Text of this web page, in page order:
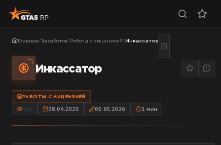
Главная/Заработок/Работы с лицензией/Инкассатор
Инкассатор
РАБОТЫ С ЛИЦЕНЗИЕЙ
08.04.2026 06.05.2026 1 мин